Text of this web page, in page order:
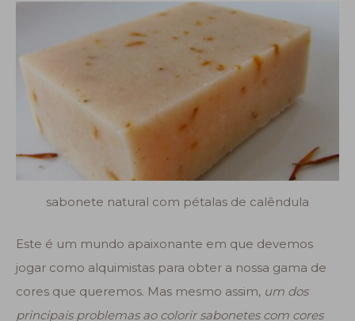
sabonete natural com pétalas de calêndula
Este é um mundo apaixonante em que devemos
jogar como alquimistas para obter a nossa gama de
cores que queremos. Mas mesmo assim, um dos
principais problemas ao colorir sabonetes com cores